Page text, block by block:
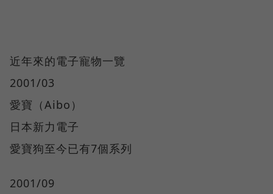
近年來的電子寵物一覽
2001/03
愛寶（Aibo）
日本新力電子
愛寶狗至今已有7個系列
2001/09